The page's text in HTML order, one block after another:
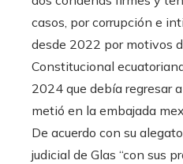
casos, por corrupción e
desde 2022 por motivos
Constitucional
2024 que debía regresar
metió en la embajada
De acuerdo con su
judicial de Glas “con sus